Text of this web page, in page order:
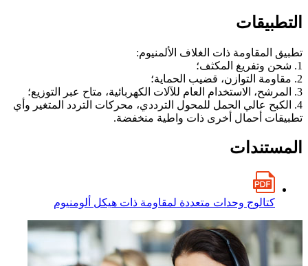
التطبيقات
تطبيق المقاومة ذات الغلاف الألمنيوم:
1. شحن وتفريغ المكثف؛
2. مقاومة التوازن، قضيب الحماية؛
3. المرشح، الاستخدام العام للآلات الكهربائية، متاح عبر التوزيع؛
4. الكبح عالي الحمل للمحول الترددي، محركات التردد المتغير وأي
تطبيقات أحمال أخرى ذات واطية منخفضة.
المستندات
كتالوج وحدات متعددة لمقاومة ذات هيكل ألومنيوم